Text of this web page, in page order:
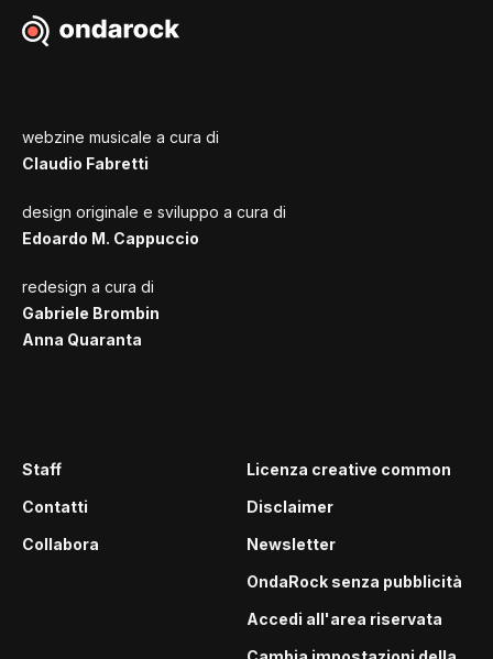
webzine musicale a cura di
Claudio Fabretti
design originale e sviluppo a cura di
Edoardo M. Cappuccio
redesign a cura di
Gabriele Brombin
Anna Quaranta
Staff
Contatti
Collabora
Licenza creative common
Disclaimer
Newsletter
OndaRock senza pubblicità
Accedi all'area riservata